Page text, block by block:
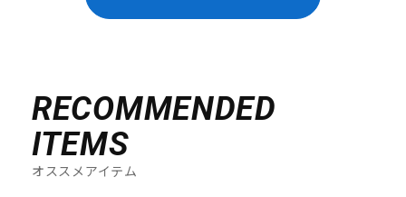
RECOMMENDED
ITEMS
オススメアイテム